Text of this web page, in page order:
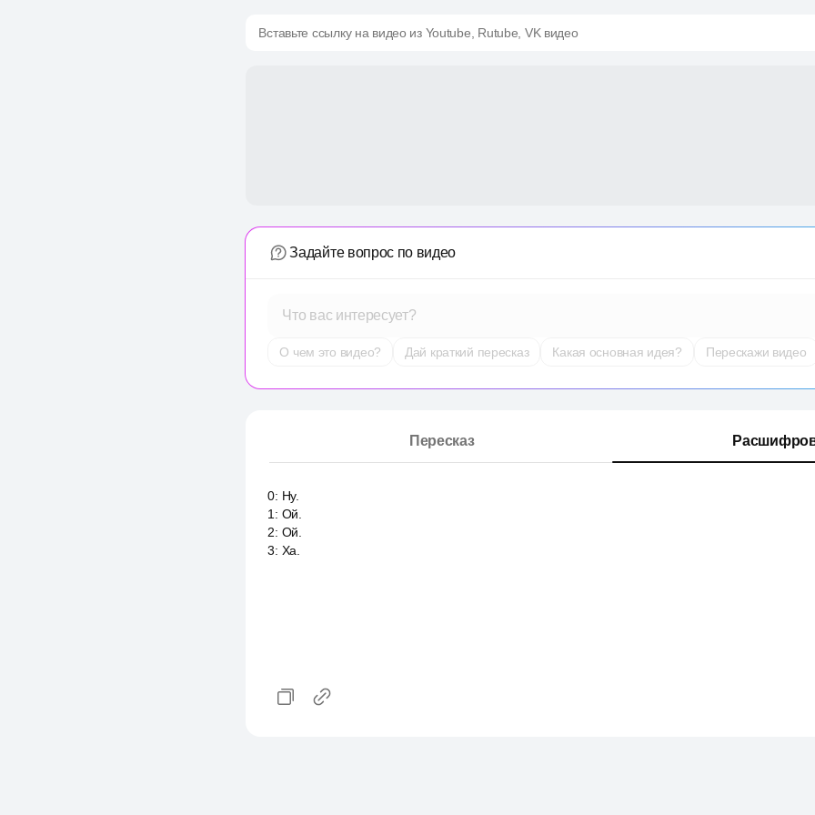
Вставьте ссылку на видео из Youtube, Rutube, VK видео
Задайте вопрос по видео
Что вас интересует?
О чем это видео? Дай краткий пересказ Какая основная идея? Перескажи видео
Пересказ
0: Ну.
1 : Ой.
2: Ой.
3: Ха.